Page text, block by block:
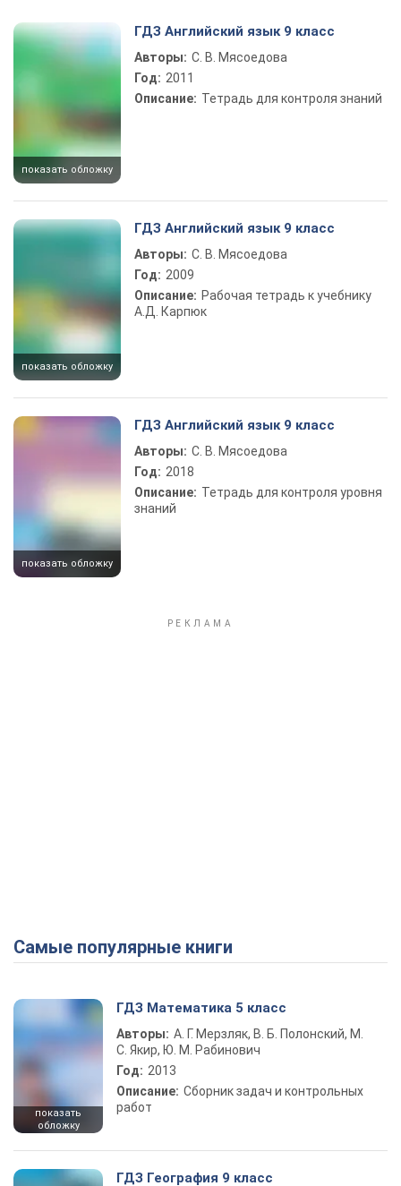
Play Video
показать обложку
ГДЗ Английский язык 9 класс
Авторы: С. В. Мясоедова
Год: 2011
Описание: Тетрадь для контроля знаний
показать обложку
ГДЗ Английский язык 9 класс
Авторы: С. В. Мясоедова
Год: 2009
Описание: Рабочая тетрадь к учебнику
А.Д. Карпюк
показать обложку
ГДЗ Английский язык 9 класс
Авторы: С. В. Мясоедова
Год: 2018
Описание: Тетрадь для контроля уровня
знаний
Самые популярные книги
показать
обложку
ГДЗ Математика 5 класс
Авторы: А. Г. Мерзляк, В. Б. Полонский, М.
С. Якир, Ю. М. Рабинович
Год: 2013
Описание: Сборник задач и контрольных
работ
ГДЗ География 9 класс